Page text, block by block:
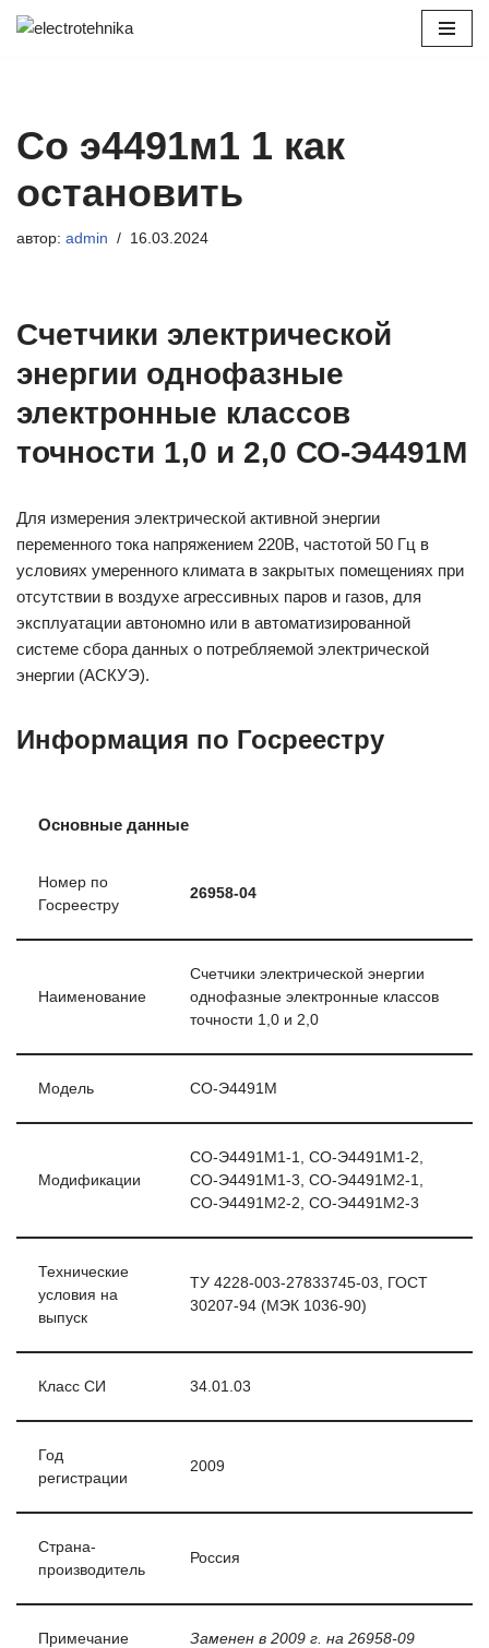
Со э4491м1 1 как
остановить
автор: admin 16.03.2024
Счетчики электрической
энергии однофазные
электронные классов
точности 1,0 и 2,0 СО-Э4491М
Для измерения электрической активной энергии
переменного тока напряжением 220В, частотой 50 Гц в
условиях умеренного климата в закрытых помещениях при
отсутствии в воздухе агрессивных паров и газов, для
эксплуатации автономно или в автоматизированной
системе сбора данных о потребляемой электрической
энергии (АСКУЭ).
Информация по Госреестру
Основные данные
Номер по
Госреестру
26958-04
Наименование
Счетчики электрической энергии
однофазные электронные классов
точности 1,0 и 2,0
Модель СО-Э4491М
Модификации
СО-Э4491М1-1, СО-Э4491М1-2,
СО-Э4491М1-3, СО-Э4491М2-1,
СО-Э4491М2-2, СО-Э4491М2-3
Технические
условия на
выпуск
ТУ 4228-003-27833745-03, ГОСТ
30207-94 (МЭК 1036-90)
Класс СИ 34.01.03
Год
регистрации
2009
Страна-
производитель
Россия
Примечание Заменен в 2009 г. на 26958-09